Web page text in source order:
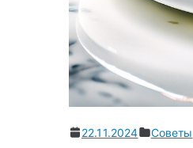
22.11.2024 Советы